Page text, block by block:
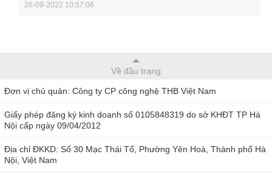
26-09-2022 10:57:06
Về đầu trang
Đơn vị chủ quản: Công ty CP công nghệ THB Việt Nam
Giấy phép đăng ký kinh doanh số 0105848319 do sở KHĐT TP Hà
Nội cấp ngày 09/04/2012
Địa chỉ ĐKKD: Số 30 Mạc Thái Tổ, Phường Yên Hoà, Thành phố Hà
Nội, Việt Nam